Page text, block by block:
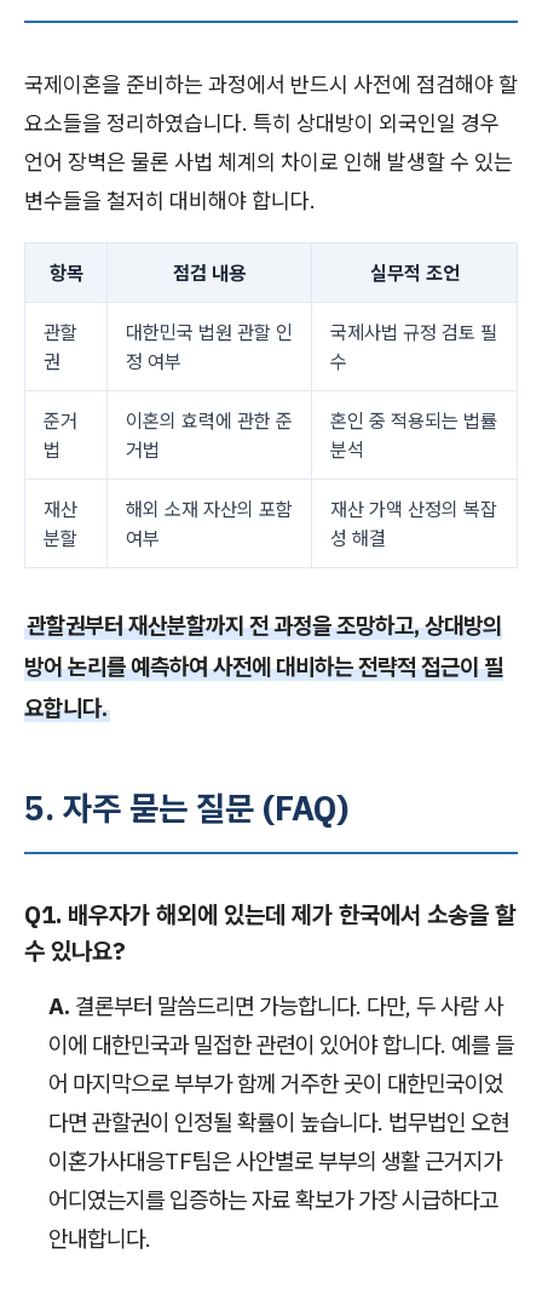
국제이혼을 준비하는 과정에서 반드시 사전에 점검해야 할
요소들을 정리하였습니다. 특히 상대방이 외국인일 경우
언어 장벽은 물론 사법 체계의 차이로 인해 발생할 수 있는
변수들을 철저히 대비해야 합니다.
항목 점검 내용 실무적 조언
관할
권
대한민국 법원 관할 인
정 여부
국제사법 규정 검토 필
수
준거
법
이혼의 효력에 관한 준
거법
혼인 중 적용되는 법률
분석
재산
분할
해외 소재 자산의 포함
여부
재산 가액 산정의 복잡
성 해결
관할권부터 재산분할까지 전 과정을 조망하고, 상대방의
방어 논리를 예측하여 사전에 대비하는 전략적 접근이 필
요합니다.
5. 자주 묻는 질문 (FAQ)
Q1. 배우자가 해외에 있는데 제가 한국에서 소송을 할
수 있나요?
A. 결론부터 말씀드리면 가능합니다. 다만, 두 사람 사
이에 대한민국과 밀접한 관련이 있어야 합니다. 예를 들
어 마지막으로 부부가 함께 거주한 곳이 대한민국이었
다면 관할권이 인정될 확률이 높습니다. 법무법인 오현
이혼가사대응TF팀은 사안별로 부부의 생활 근거지가
어디였는지를 입증하는 자료 확보가 가장 시급하다고
안내합니다.